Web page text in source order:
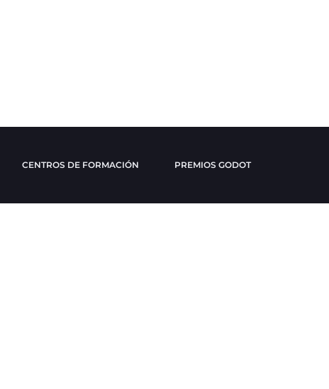
CENTROS DE FORMACIÓN PREMIOS GODOT